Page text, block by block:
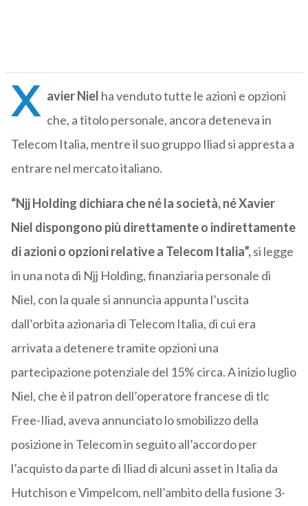
X avier Niel ha venduto tutte le azioni e opzioni
che, a titolo personale, ancora deteneva in
Telecom Italia, mentre il suo gruppo Iliad si appresta a
entrare nel mercato italiano.
“Njj Holding dichiara che né la società, né Xavier
Niel dispongono più direttamente o indirettamente
di azioni o opzioni relative a Telecom Italia”,si legge
in una nota di Njj Holding, finanziaria personale di
Niel, con la quale si annuncia appunta l’uscita
dall’orbita azionaria di Telecom Italia, di cui era
arrivata a detenere tramite opzioni una
partecipazione potenziale del 15% circa. A inizio luglio
Niel, che è il patron dell’operatore francese di tlc
Free-Iliad, aveva annunciato lo smobilizzo della
posizione in Telecom in seguito all’accordo per
l’acquisto da parte di Iliad di alcuni asset in Italia da
Hutchison e Vimpelcom, nell’ambito della fusione 3-